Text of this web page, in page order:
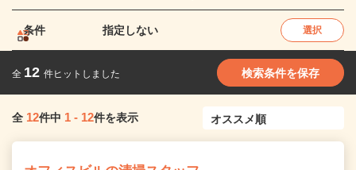
条件 指定しない 選択
全 12 件ヒットしました 検索条件を保存
全 12件中 1 - 12件を表示